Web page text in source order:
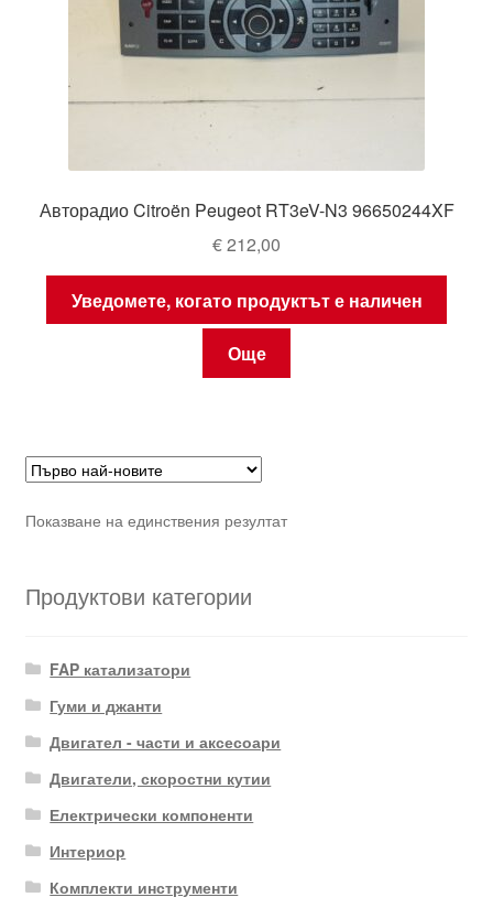
Авторадио Citroën Peugeot RT3eV-N3 96650244XF
€212,00
Уведомете, когато продуктът е наличен
Още
Показване на единствения резултат
Продуктови категории
FAP катализатори
Гуми и джанти
Двигател - части и аксесоари
Двигатели, скоростни кутии
Електрически компоненти
Интериор
Комплекти инструменти